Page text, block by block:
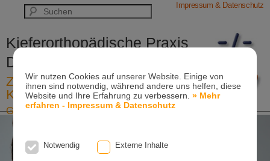
Wir nutzen Cookies auf unserer Website. Einige von
ihnen sind notwendig, während andere uns helfen, diese
Website und Ihre Erfahrung zu verbessern.» Mehr
erfahren - Impressum & Datenschutz
Notwendig Externe Inhalte
Impressum & Datenschutz
Kieferorthopädische Praxis
Dr. Konik & Kollegen
Zahn- und Kieferregulierungen für
Kinder und Erwachsene
Ganzheitliche-Kieferorthopädie
Erwachsenen-Kieferorthopädie
Tel. +49